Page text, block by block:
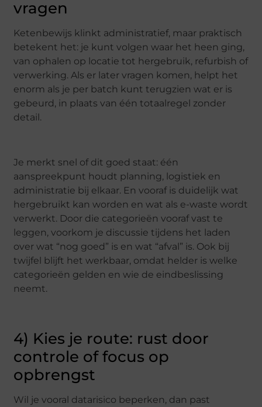
vragen
Ketenbewijs klinkt administratief, maar praktisch
betekent het: je kunt volgen waar het heen ging,
van ophalen op locatie tot hergebruik, refurbish of
verwerking. Als er later vragen komen, helpt het
enorm als je per batch kunt terugzien wat er is
gebeurd, in plaats van één totaalregel zonder
detail.
Je merkt snel of dit goed staat: één
aanspreekpunt houdt planning, logistiek en
administratie bij elkaar. En vooraf is duidelijk wat
hergebruikt kan worden en wat als e-waste wordt
verwerkt. Door die categorieën vooraf vast te
leggen, voorkom je discussie tijdens het laden
over wat “nog goed” is en wat “afval” is. Ook bij
twijfel blijft het werkbaar, omdat helder is welke
categorieën gelden en wie de eindbeslissing
neemt.
4) Kies je route: rust door
controle of focus op
opbrengst
Wil je vooral datarisico beperken, dan past